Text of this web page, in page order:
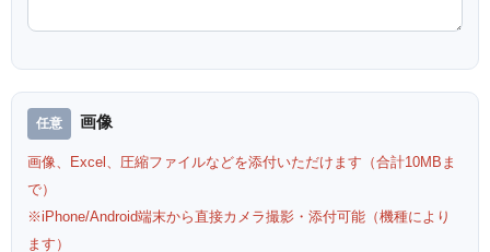
画像
画像、Excel、圧縮ファイルなどを添付いただけます（合計10MBま
で）
※iPhone/Android端末から直接カメラ撮影・添付可能（機種により
ます）